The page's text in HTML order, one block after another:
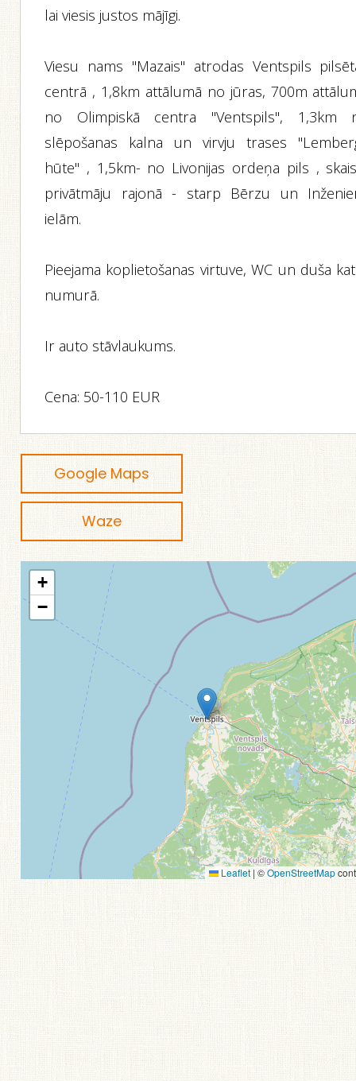
lai viesis justos mājīgi.
Viesu nams "Mazais" atrodas Ventspils
centrā , 1,8km attālumā no jūras, 700m
no Olimpiskā centra "Ventspils", 1,3km
slēpošanas kalna un virvju trases
hūte" , 1,5km- no Livonijas ordeņa pils ,
privātmāju rajonā - starp Bērzu un
ielām.
Pieejama koplietošanas virtuve, WC un duša
numurā.
Ir auto stāvlaukums.
Cena: 50-110 EUR
Google Maps
Waze
+
−
Leaflet | ©OpenStreetMap